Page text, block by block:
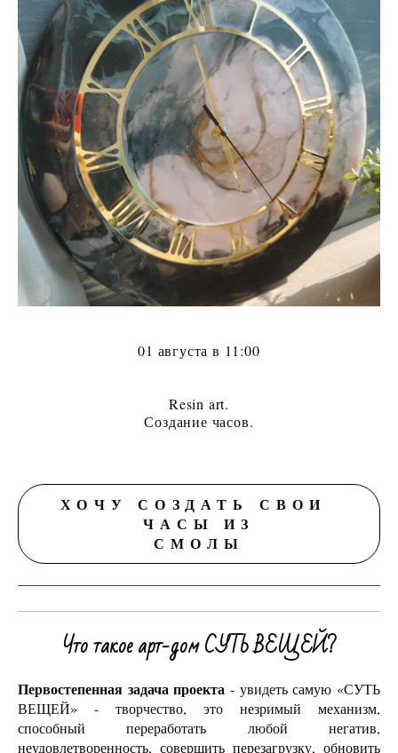
01 августа в 11:00
Resin art.
Создание часов.
ХОЧУ СОЗДАТЬ СВОИ
ЧАСЫ ИЗ
СМОЛЫ
Что такое арт-дом СУТЬ ВЕЩЕЙ?
Первостепенная задача проекта - увидеть самую «СУТЬ
ВЕЩЕЙ» - творчество, это незримый механизм,
способный переработать любой негатив,
неудовлетворенность, совершить перезагрузку, обновить